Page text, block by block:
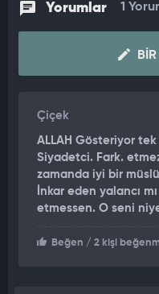
Glisic'in durumuna ilişkin
Bakanı Zlatibor Loncar,
Glisic, bilinci kapalı bir
kanaması geçirdiği tespit
Sırbistan Cumhurbaşkanı
hesabı üzerinden yaptığı
Vazgeçmek yok."
Sırbistan hükümetinde
Yatırımları Bakanı olarak
doğumlu olduğu belirtildi.
Yorumlar 1
Çiçek
ALLAH Gösteriyor
Siyadetci. Fark.
zamanda iyi bir
İnkar eden yalancı
etmessen. O seni
Beğen / 2 kişi